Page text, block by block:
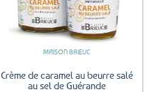
aux
favoris
MAISON BRIEUC
Crème de caramel au beurre salé
au sel de Guérande